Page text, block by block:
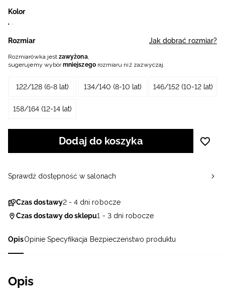
OpisOpinie Specyfikacja Bezpieczeństwo produktu
Opis
Kolor
Rozmiar Jak dobrać rozmiar?
Rozmiarówka jestzawyżona,
sugerujemy wybórmniejszegorozmiaru niż zazwyczaj.
122/128 (6-8 lat) 134/140 (8-10 lat) 146/152 (10-12 lat)
158/164 (12-14 lat)
Dodaj do koszyka
Czas dostawy2 - 4 dni robocze
Czas dostawy do sklepu1 - 3 dni robocze
Sprawdź dostępność w salonach